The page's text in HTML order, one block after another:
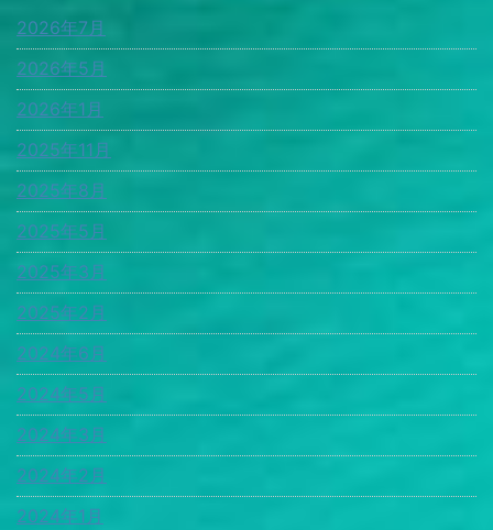
2026年7月
2026年5月
2026年1月
2025年11月
2025年8月
2025年5月
2025年3月
2025年2月
2024年6月
2024年5月
2024年3月
2024年2月
2024年1月